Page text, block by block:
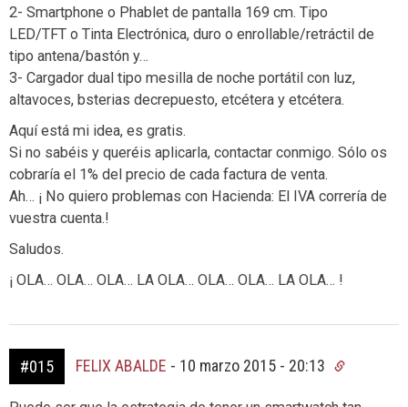
2- Smartphone o Phablet de pantalla 169 cm. Tipo
LED/TFT o Tinta Electrónica, duro o enrollable/retráctil de
tipo antena/bastón y…
3- Cargador dual tipo mesilla de noche portátil con luz,
altavoces, bsterias decrepuesto, etcétera y etcétera.
Aquí está mi idea, es gratis.
Si no sabéis y queréis aplicarla, contactar conmigo. Sólo os
cobraría el 1% del precio de cada factura de venta.
Ah… ¡ No quiero problemas con Hacienda: El IVA correría de
vuestra cuenta.!
Saludos.
¡ OLA… OLA… OLA… LA OLA… OLA… OLA… LA OLA… !
#015 FELIX ABALDE - 10 marzo 2015 - 20:13